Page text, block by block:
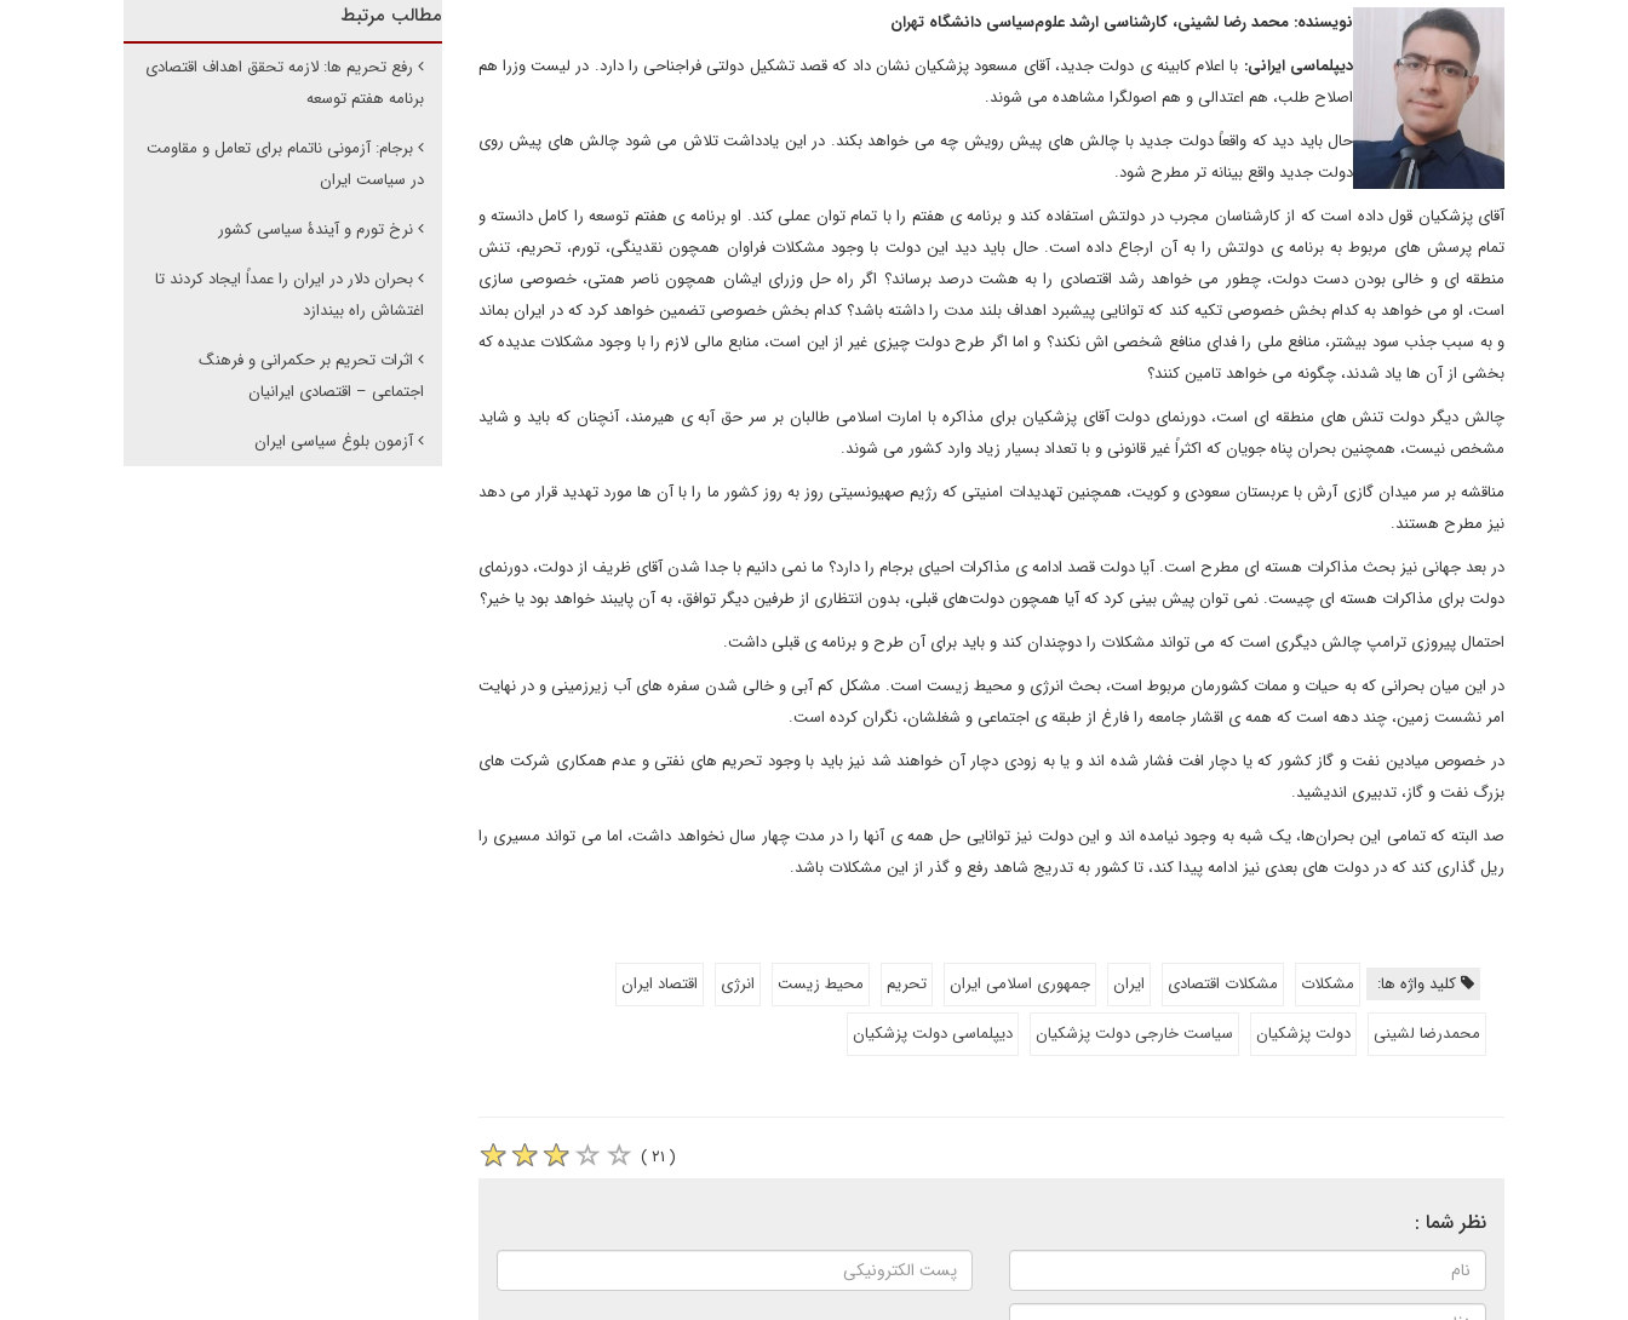
نویسنده: محمد رضا لشینی، کارشناسی ارشد علوم‌سیاسی دانشگاه تهران
دیپلماسی ایرانی: با اعلام کابینه ی دولت جدید، آقای مسعود پزشکیان نشان داد که قصد تشکیل دولتی فراجناحی را دارد. در لیست وزرا هم
اصلاح طلب، هم اعتدالی و هم اصولگرا مشاهده می شوند.
حال باید دید که واقعاً دولت جدید با چالش های پیش رویش چه می خواهد بکند. در این یادداشت تلاش می شود چالش های پیش روی
دولت جدید واقع بینانه تر مطرح شود.
آقای پزشکیان قول داده است که از کارشناسان مجرب در دولتش استفاده کند و برنامه ی هفتم را با تمام توان عملی کند. او برنامه ی هفتم توسعه را کامل دانسته و
تمام پرسش های مربوط به برنامه ی دولتش را به آن ارجاع داده است. حال باید دید این دولت با وجود مشکلات فراوان همچون نقدینگی، تورم، تحریم، تنش
منطقه ای و خالی بودن دست دولت، چطور می خواهد رشد اقتصادی را به هشت درصد برساند؟ اگر راه حل وزرای ایشان همچون ناصر همتی، خصوصی سازی
است، او می خواهد به کدام بخش خصوصی تکیه کند که توانایی پیشبرد اهداف بلند مدت را داشته باشد؟ کدام بخش خصوصی تضمین خواهد کرد که در ایران بماند
و به سبب جذب سود بیشتر، منافع ملی را فدای منافع شخصی اش نکند؟ و اما اگر طرح دولت چیزی غیر از این است، منابع مالی لازم را با وجود مشکلات عدیده که
بخشی از آن ها یاد شدند، چگونه می خواهد تامین کنند؟
چالش دیگر دولت تنش های منطقه ای است، دورنمای دولت آقای پزشکیان برای مذاکره با امارت اسلامی طالبان بر سر حق آبه ی هیرمند، آنچنان که باید و شاید
مشخص نیست، همچنین بحران پناه جویان که اکثراً غیر قانونی و با تعداد بسیار زیاد وارد کشور می شوند.
مناقشه بر سر میدان گازی آرش با عربستان سعودی و کویت، همچنین تهدیدات امنیتی که رژیم صهیونسیتی روز به روز کشور ما را با آن ها مورد تهدید قرار می دهد
نیز مطرح هستند.
در بعد جهانی نیز بحث مذاکرات هسته ای مطرح است. آیا دولت قصد ادامه ی مذاکرات احیای برجام را دارد؟ ما نمی دانیم با جدا شدن آقای ظریف از دولت، دورنمای
دولت برای مذاکرات هسته ای چیست. نمی توان پیش بینی کرد که آیا همچون دولت‌های قبلی، بدون انتظاری از طرفین دیگر توافق، به آن پایبند خواهد بود یا خیر؟
احتمال پیروزی ترامپ چالش دیگری است که می تواند مشکلات را دوچندان کند و باید برای آن طرح و برنامه ی قبلی داشت.
در این میان بحرانی که به حیات و ممات کشورمان مربوط است، بحث انرژی و محیط زیست است. مشکل کم آبی و خالی شدن سفره های آب زیرزمینی و در نهایت
امر نشست زمین، چند دهه است که همه ی اقشار جامعه را فارغ از طبقه ی اجتماعی و شغلشان، نگران کرده است.
در خصوص میادین نفت و گاز کشور که یا دچار افت فشار شده اند و یا به زودی دچار آن خواهند شد نیز باید با وجود تحریم های نفتی و عدم همکاری شرکت های
بزرگ نفت و گاز، تدبیری اندیشید.
صد البته که تمامی این بحران‌ها، یک شبه به وجود نیامده اند و این دولت نیز توانایی حل همه ی آنها را در مدت چهار سال نخواهد داشت، اما می تواند مسیری را
ریل گذاری کند که در دولت های بعدی نیز ادامه پیدا کند، تا کشور به تدریج شاهد رفع و گذر از این مشکلات باشد.
کلید واژه ها: مشکلات مشکلات اقتصادی ایران جمهوری اسلامی ایران تحریم محیط زیست انرژی
اقتصاد ایران
محمدرضا لشینی
دولت پزشکیان سیاست خارجی دولت پزشکیان دیپلماسی دولت پزشکیان
( ۲۱ )
نظر شما :
مطالب مرتبط
رفع تحریم ها: لازمه تحقق اهداف اقتصادی
برنامه هفتم توسعه
برجام: آزمونی ناتمام برای تعامل و مقاومت
در سیاست ایران
نرخ تورم و آیندۀ سیاسی کشور
بحران دلار در ایران را عمداً ایجاد کردند تا
اغتشاش راه بیندازد
اثرات تحریم بر حکمرانی و فرهنگ
اجتماعی – اقتصادی ایرانیان
آزمون بلوغ سیاسی ایران